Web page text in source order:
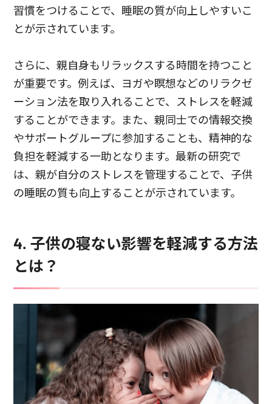
習慣をつけることで、睡眠の質が向上しやすいこ
とが示されています。
さらに、親自身もリラックスする時間を持つこと
が重要です。例えば、ヨガや瞑想などのリラクゼ
ーション法を取り入れることで、ストレスを軽減
することができます。また、親同士での情報交換
やサポートグループに参加することも、精神的な
負担を軽減する一助となります。最新の研究で
は、親が自分のストレスを管理することで、子供
の睡眠の質も向上することが示されています。
4. 子供の寝ない影響を軽減する方法
とは？